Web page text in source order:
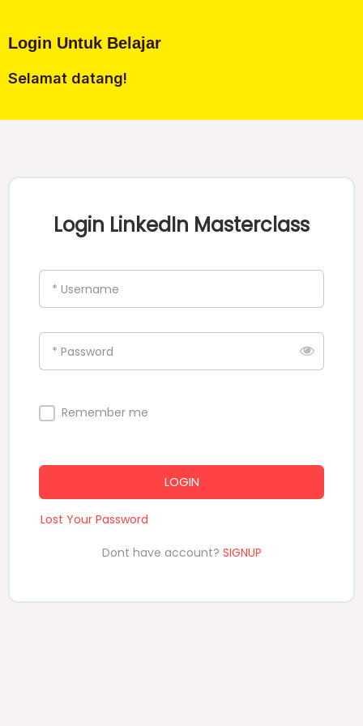
Login Untuk Belajar
Selamat datang!
Login LinkedIn Masterclass
* Username
* Password
Remember me
LOGIN
Lost Your Password
Dont have account? SIGNUP